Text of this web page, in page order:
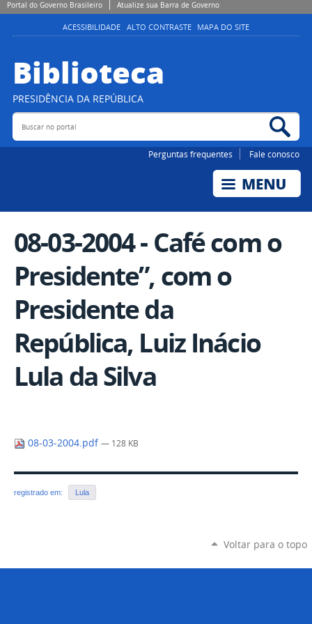
Portal do Governo Brasileiro Atualize sua Barra de Governo
ACESSIBILIDADE ALTO CONTRASTE MAPA DO SITE
Biblioteca
PRESIDÊNCIA DA REPÚBLICA
Buscar no portal
Perguntas frequentes Fale conosco
08-03-2004 - Café com o
Presidente”, com o
Presidente da
República, Luiz Inácio
Lula da Silva
08-03-2004.pdf — 128 KB
registrado em: Lula
Voltar para o topo